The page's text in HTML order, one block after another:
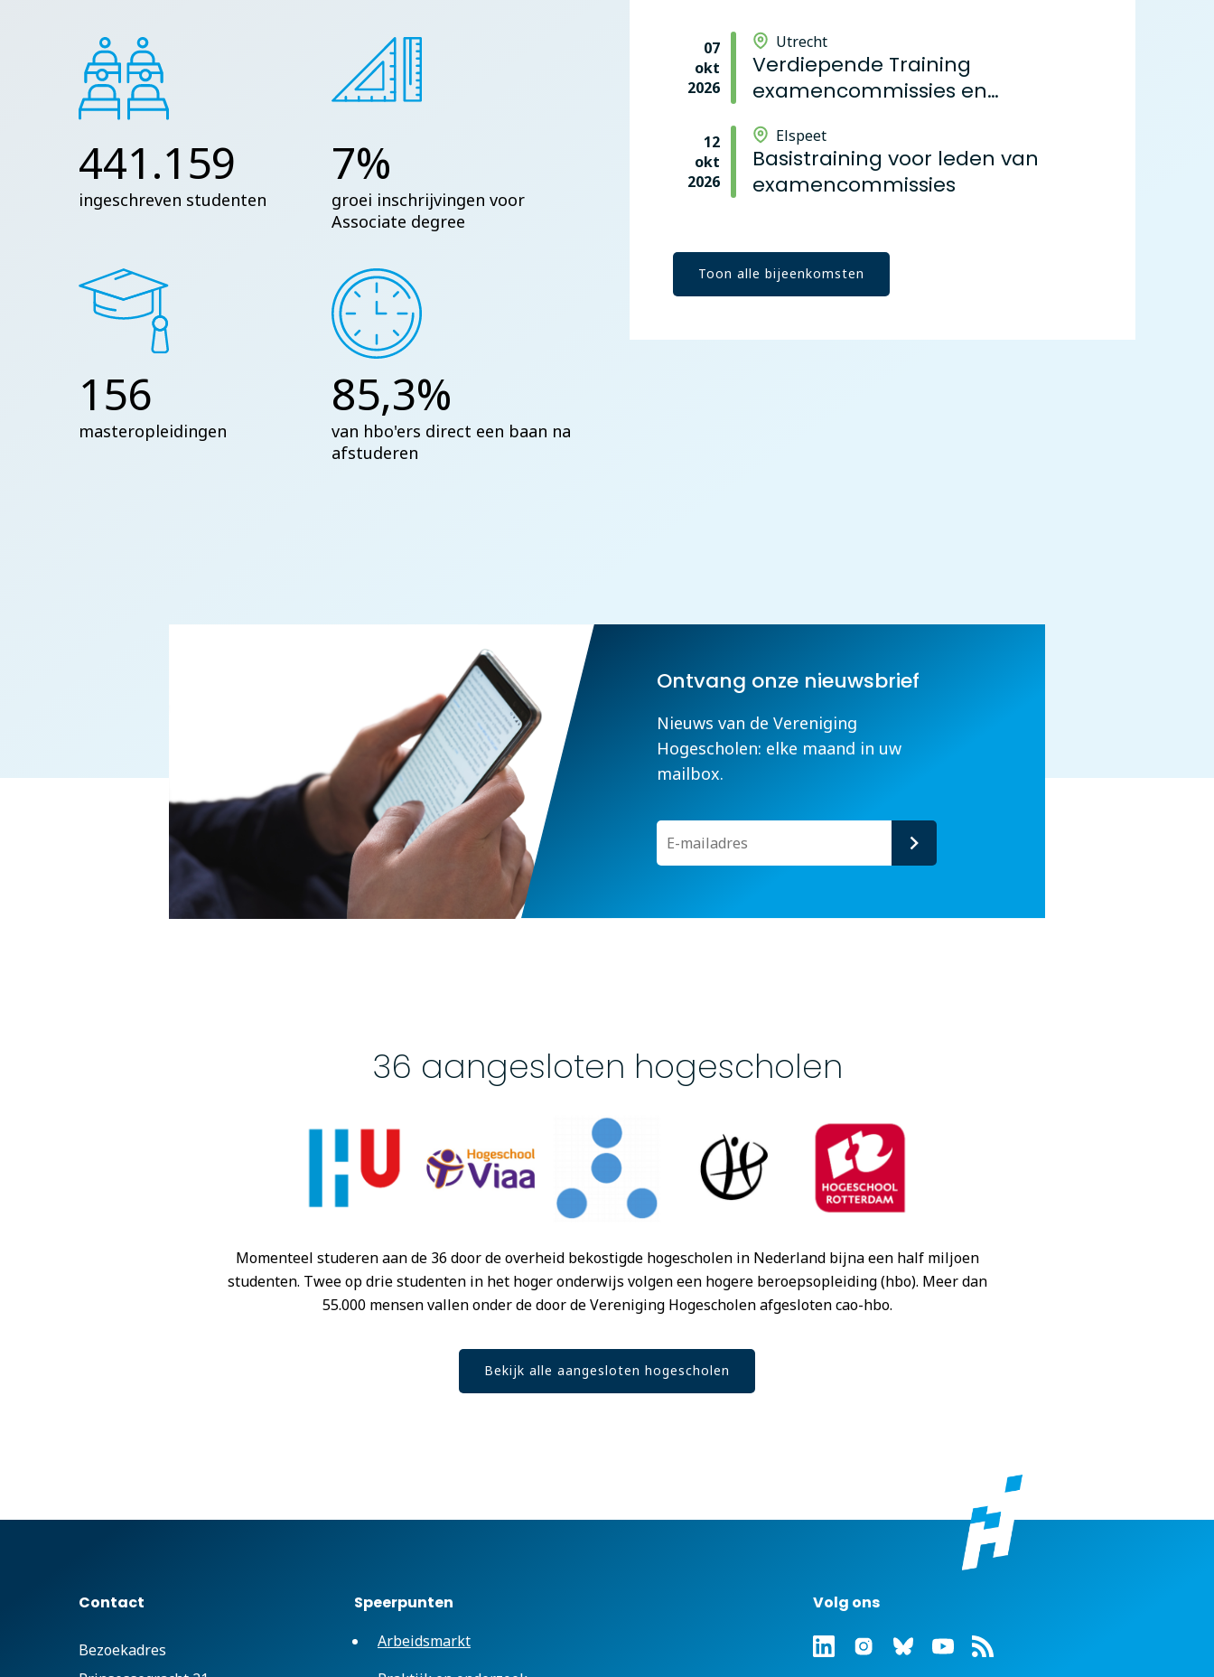
441.159
ingeschreven studenten
7%
groei inschrijvingen voor
Associate degree
156
masteropleidingen
85,3%
van hbo'ers direct een baan na
afstuderen
07
okt
2026
Utrecht
Verdiepende Training
examencommissies en
12
okt
2026
Elspeet
Basistraining voor leden van
examencommissies
Toon alle bijeenkomsten
Ontvang onze nieuwsbrief
Nieuws van de Vereniging
Hogescholen: elke maand in uw
mailbox.
36 aangesloten hogescholen
Momenteel studeren aan de 36 door de overheid bekostigde hogescholen in Nederland bijna een half miljoen
studenten. Twee op drie studenten in het hoger onderwijs volgen een hogere beroepsopleiding (hbo). Meer dan
55.000 mensen vallen onder de door de Vereniging Hogescholen afgesloten cao-hbo.
Bekijk alle aangesloten hogescholen
Contact
Bezoekadres
Speerpunten
Arbeidsmarkt
Volg ons